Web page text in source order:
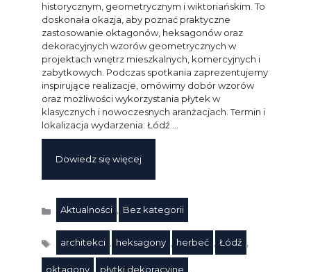
historycznym, geometrycznym i wiktoriańskim. To
doskonała okazja, aby poznać praktyczne
zastosowanie oktagonów, heksagonów oraz
dekoracyjnych wzorów geometrycznych w
projektach wnętrz mieszkalnych, komercyjnych i
zabytkowych. Podczas spotkania zaprezentujemy
inspirujące realizacje, omówimy dobór wzorów
oraz możliwości wykorzystania płytek w
klasycznych i nowoczesnych aranżacjach. Termin i
lokalizacja wydarzenia: Łódź …
Dowiedz się więcej
Kategorie
Aktualności Bez kategorii
architekci heksagony herbeć Łódź
oktagony płytki dekoracyjne